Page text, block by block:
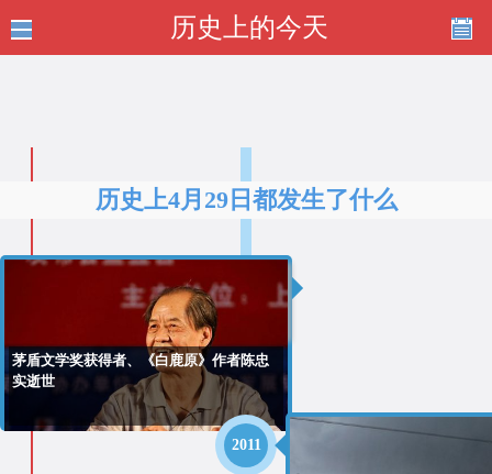
历史上的今天
历史上4月29日都发生了什么
2016
茅盾文学奖获得者、《白鹿原》作者陈忠
实逝世
2011